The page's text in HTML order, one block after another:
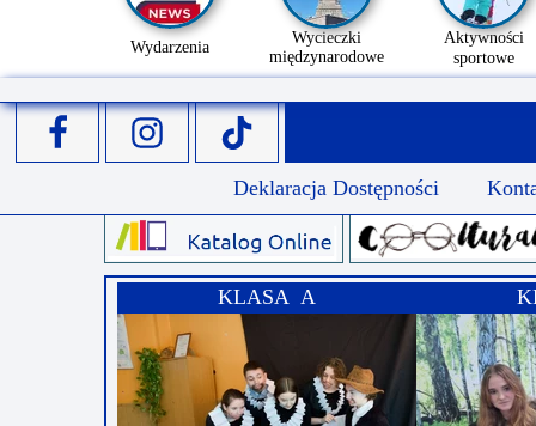
KLASA A
Deklaracja Dostępności
Aktywności
sportowe
Wycieczki
międzynarodowe
Wydarzenia